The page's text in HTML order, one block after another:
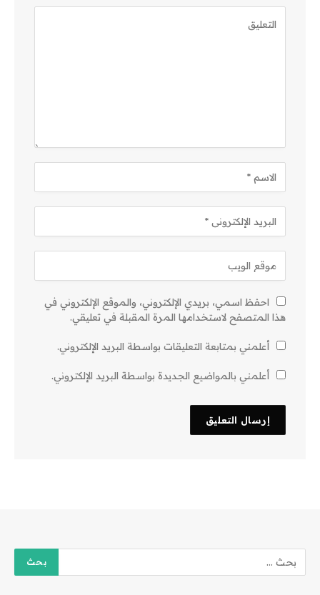
احفظ اسمي، بريدي الإلكتروني، والموقع الإلكتروني في
هذا المتصفح لاستخدامها المرة المقبلة في تعليقي.
أعلمني بمتابعة التعليقات بواسطة البريد الإلكتروني.
أعلمني بالمواضيع الجديدة بواسطة البريد الإلكتروني.